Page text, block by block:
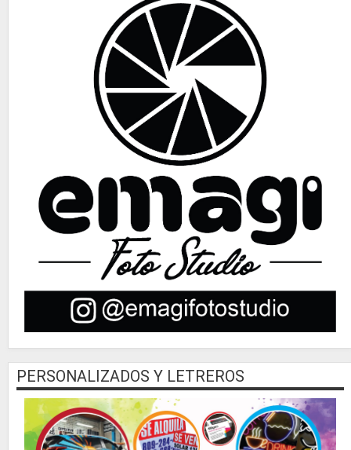
PERSONALIZADOS Y LETREROS